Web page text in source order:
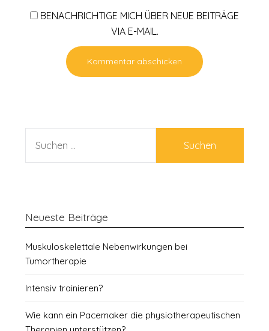
BENACHRICHTIGE MICH ÜBER NEUE BEITRÄGE
VIA E-MAIL.
NACH:
Neueste Beiträge
Muskuloskelettale Nebenwirkungen bei
Tumortherapie
Intensiv trainieren?
Wie kann ein Pacemaker die physiotherapeutischen